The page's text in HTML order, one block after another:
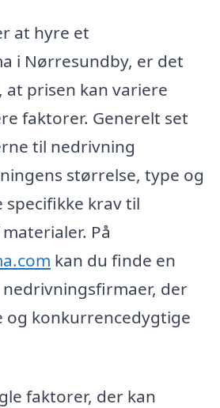
at hyre et
i Nørresundby, er det
prisen kan variere
faktorer. Generelt set
til nedrivning
størrelse, type og
krav til
På
kan du finde en
der
konkurrencedygtige
faktorer, der kan